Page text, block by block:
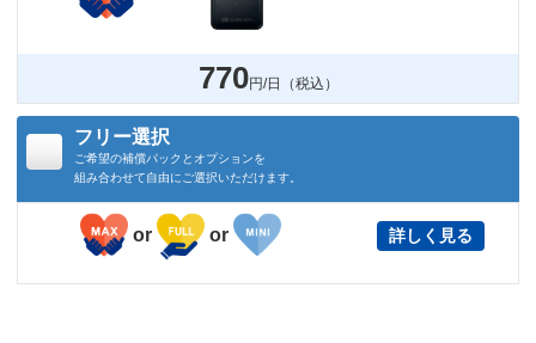
770円/日（税込）
フリー選択
ご希望の補償パックとオプションを
組み合わせて自由にご選択いただけます。
or or 詳しく見る